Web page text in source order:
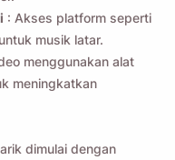
: Akses platform seperti
musik latar.
menggunakan alat
meningkatkan
dimulai dengan